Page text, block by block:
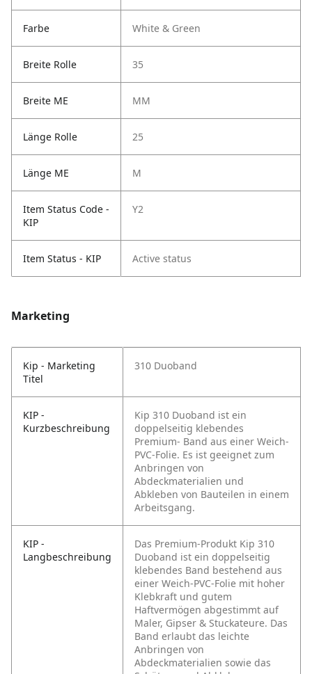
Farbe White & Green
Breite Rolle 35
Breite ME MM
Länge Rolle 25
Länge ME M
Item Status Code -
KIP
Y2
Item Status - KIP Active status
Marketing
Kip - Marketing
Titel
310 Duoband
KIP -
Kurzbeschreibung
Kip 310 Duoband ist ein
doppelseitig klebendes
Premium- Band aus einer Weich-
PVC-Folie. Es ist geeignet zum
Anbringen von
Abdeckmaterialien und
Abkleben von Bauteilen in einem
Arbeitsgang.
KIP -
Langbeschreibung
Das Premium-Produkt Kip 310
Duoband ist ein doppelseitig
klebendes Band bestehend aus
einer Weich-PVC-Folie mit hoher
Klebkraft und gutem
Haftvermögen abgestimmt auf
Maler, Gipser & Stuckateure. Das
Band erlaubt das leichte
Anbringen von
Abdeckmaterialien sowie das